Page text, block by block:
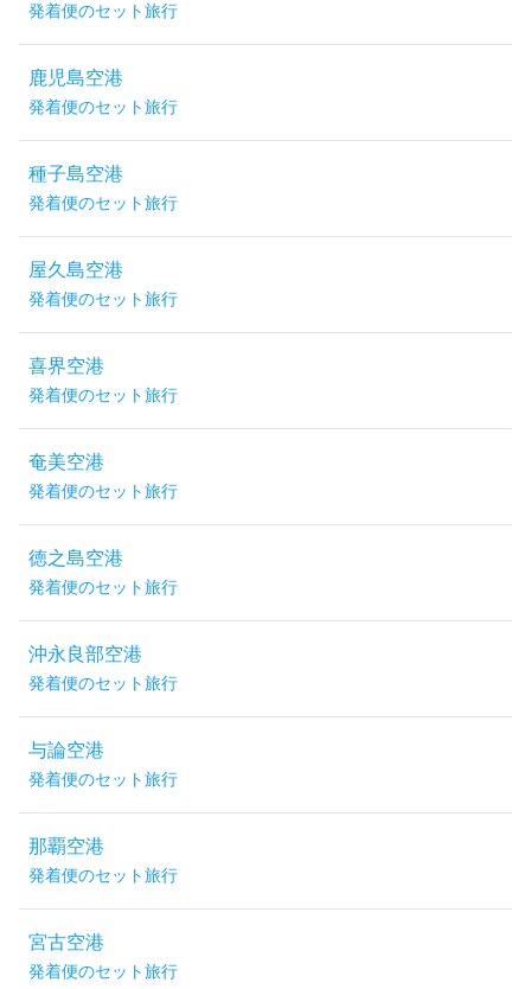
発着便のセット旅行
鹿児島空港
発着便のセット旅行
種子島空港
発着便のセット旅行
屋久島空港
発着便のセット旅行
喜界空港
発着便のセット旅行
奄美空港
発着便のセット旅行
徳之島空港
発着便のセット旅行
沖永良部空港
発着便のセット旅行
与論空港
発着便のセット旅行
那覇空港
発着便のセット旅行
宮古空港
発着便のセット旅行